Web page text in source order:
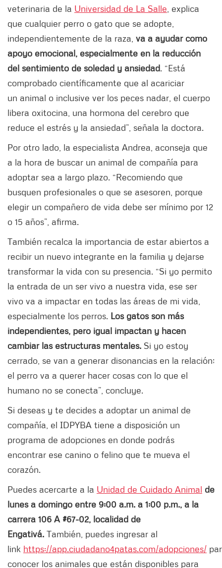
veterinaria de la Universidad de La Salle , explica
que cualquier perro o gato que se adopte,
independientemente de la raza, va a ayudar como
apoyo emocional, especialmente en la reducción
del sentimiento de soledad y ansiedad. “Está
comprobado científicamente que al acariciar
un animal o inclusive ver los peces nadar, el cuerpo
libera oxitocina, una hormona del cerebro que
reduce el estrés y la ansiedad”, señala la doctora.
Por otro lado, la especialista Andrea, aconseja que
a la hora de buscar un animal de compañía para
adoptar sea a largo plazo. “Recomiendo que
busquen profesionales o que se asesoren, porque
elegir un compañero de vida debe ser mínimo por 12
o 15 años”, afirma.
También recalca la importancia de estar abiertos a
recibir un nuevo integrante en la familia y dejarse
transformar la vida con su presencia. “Si yo permito
la entrada de un ser vivo a nuestra vida, ese ser
vivo va a impactar en todas las áreas de mi vida,
especialmente los perros. Los gatos son más
independientes, pero igual impactan y hacen
cambiar las estructuras mentales. Si yo estoy
cerrado, se van a generar disonancias en la relación;
el perro va a querer hacer cosas con lo que el
humano no se conecta”, concluye.
Si deseas y te decides a adoptar un animal de
compañía, el IDPYBA tiene a disposición un
programa de adopciones en donde podrás
encontrar ese canino o felino que te mueva el
corazón.
Puedes acercarte a la Unidad de Cuidado Animal de
lunes a domingo entre 9:00 a.m. a 1:00 p.m., a la
carrera 106 A #67-02, localidad de
Engativá. También, puedes ingresar al
link https://app.ciudadano4patas.com/adopciones/
conocer los animales que están disponibles para